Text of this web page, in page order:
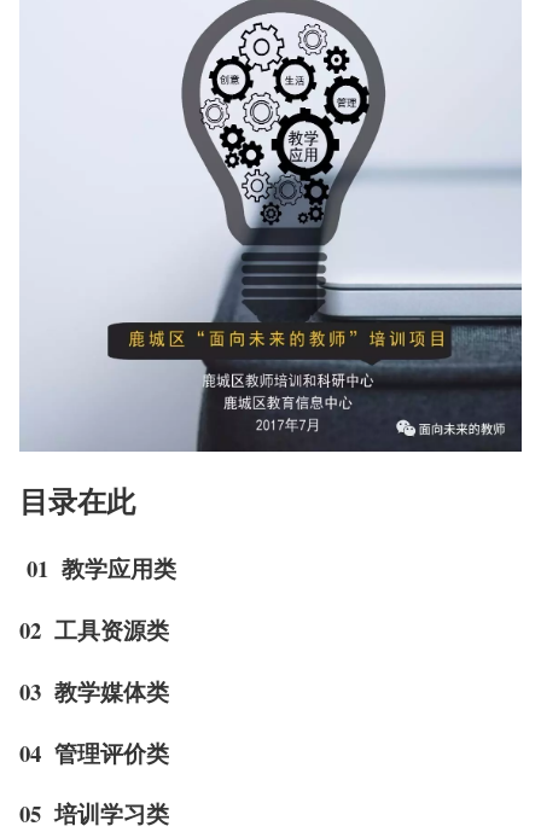
目录在此
01 教学应用类
02 工具资源类
03 教学媒体类
04 管理评价类
05 培训学习类